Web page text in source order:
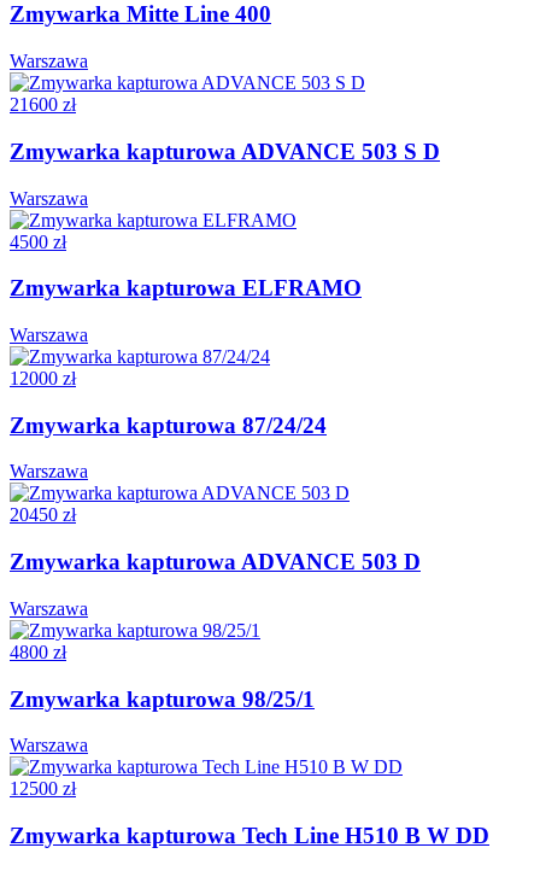
Zmywarka Mitte Line 400
Warszawa
21600 zł
Zmywarka kapturowa ADVANCE 503 S D
Warszawa
4500 zł
Zmywarka kapturowa ELFRAMO
Warszawa
12000 zł
Zmywarka kapturowa 87/24/24
Warszawa
20450 zł
Zmywarka kapturowa ADVANCE 503 D
Warszawa
4800 zł
Zmywarka kapturowa 98/25/1
Warszawa
12500 zł
Zmywarka kapturowa Tech Line H510 B W DD